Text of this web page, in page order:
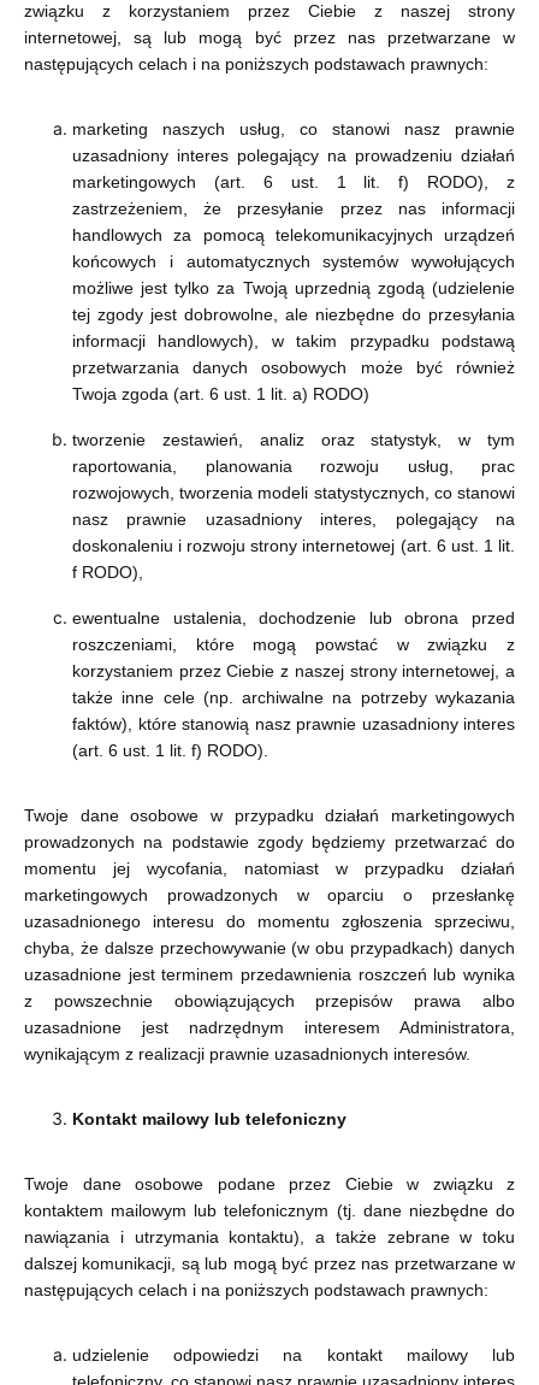
związku z korzystaniem przez Ciebie z naszej strony
internetowej, są lub mogą być przez nas przetwarzane w
następujących celach i na poniższych podstawach prawnych:
marketing naszych usług, co stanowi nasz prawnie
uzasadniony interes polegający na prowadzeniu działań
marketingowych (art. 6 ust. 1 lit. f) RODO), z
zastrzeżeniem, że przesyłanie przez nas informacji
handlowych za pomocą telekomunikacyjnych urządzeń
końcowych i automatycznych systemów wywołujących
możliwe jest tylko za Twoją uprzednią zgodą (udzielenie
tej zgody jest dobrowolne, ale niezbędne do przesyłania
informacji handlowych), w takim przypadku podstawą
przetwarzania danych osobowych może być również
Twoja zgoda (art. 6 ust. 1 lit. a) RODO)
tworzenie zestawień, analiz oraz statystyk, w tym
raportowania, planowania rozwoju usług, prac
rozwojowych, tworzenia modeli statystycznych, co stanowi
nasz prawnie uzasadniony interes, polegający na
doskonaleniu i rozwoju strony internetowej (art. 6 ust. 1 lit.
f RODO),
ewentualne ustalenia, dochodzenie lub obrona przed
roszczeniami, które mogą powstać w związku z
korzystaniem przez Ciebie z naszej strony internetowej, a
także inne cele (np. archiwalne na potrzeby wykazania
faktów), które stanowią nasz prawnie uzasadniony interes
(art. 6 ust. 1 lit. f) RODO).
Twoje dane osobowe w przypadku działań marketingowych
prowadzonych na podstawie zgody będziemy przetwarzać do
momentu jej wycofania, natomiast w przypadku działań
marketingowych prowadzonych w oparciu o przesłankę
uzasadnionego interesu do momentu zgłoszenia sprzeciwu,
chyba, że dalsze przechowywanie (w obu przypadkach) danych
uzasadnione jest terminem przedawnienia roszczeń lub wynika
z powszechnie obowiązujących przepisów prawa albo
uzasadnione jest nadrzędnym interesem Administratora,
wynikającym z realizacji prawnie uzasadnionych interesów.
Kontakt mailowy lub telefoniczny
Twoje dane osobowe podane przez Ciebie w związku z
kontaktem mailowym lub telefonicznym (tj. dane niezbędne do
nawiązania i utrzymania kontaktu), a także zebrane w toku
dalszej komunikacji, są lub mogą być przez nas przetwarzane w
następujących celach i na poniższych podstawach prawnych:
udzielenie odpowiedzi na kontakt mailowy lub